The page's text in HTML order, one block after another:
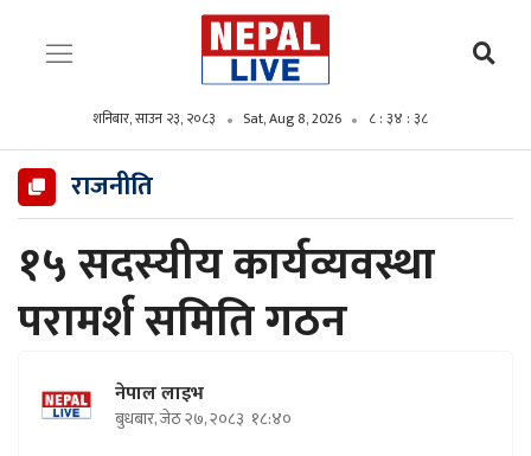
शनिबार, साउन २३, २०८३ Sat, Aug 8, 2026 ८ : ३४ : ३९
राजनीति
१५ सदस्यीय कार्यव्यवस्था
परामर्श समिति गठन
नेपाल लाइभ
बुधबार, जेठ २७, २०८३ १८:४०